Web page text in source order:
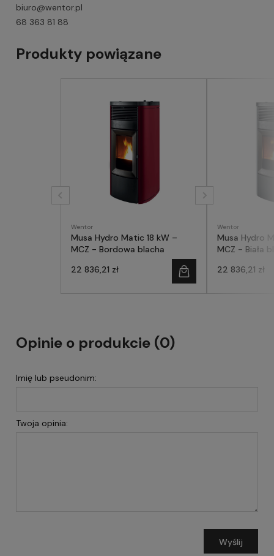
biuro@wentor.pl
68 363 81 88
Produkty powiązane
Wentor
Musa Hydro Matic 18 kW –
MCZ - Bordowa blacha
22 836,21 zł
Wentor
Musa Hydro
MCZ - Biała
22 836,21 zł
Opinie o produkcie (0)
Imię lub pseudonim:
Twoja opinia:
Wyślij